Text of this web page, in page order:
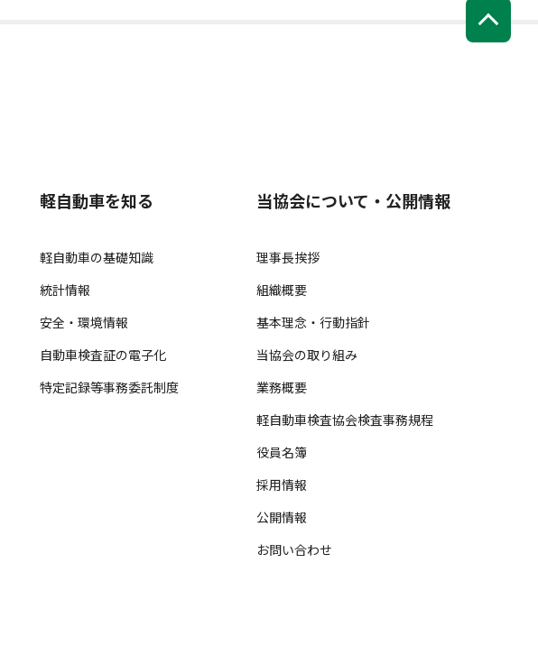
軽自動車を知る
軽自動車の基礎知識
統計情報
安全・環境情報
自動車検査証の電子化
特定記録等事務委託制度
当協会について・公開情報
理事長挨拶
組織概要
基本理念・行動指針
当協会の取り組み
業務概要
軽自動車検査協会検査事務規程
役員名簿
採用情報
公開情報
お問い合わせ